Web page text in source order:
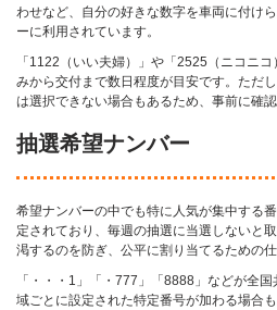
わせなど、自分の好きな数字を車両に付け
ーに利用されています。
「1122（いい夫婦）」や「2525（ニコニ
みから交付まで数日程度が目安です。ただ
は選択できない場合もあるため、事前に確
抽選希望ナンバー
希望ナンバーの中でも特に人気が集中する
定されており、毎週の抽選に当選しないと
渇するのを防ぎ、公平に割り当てるための仕
「・・・1」「・777」「8888」などが全
域ごとに設定された特定番号が加わる場合